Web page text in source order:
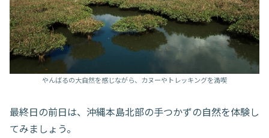
やんばるの大自然を感じながら、カヌーやトレッキングを満喫
最終日の前日は、沖縄本島北部の手つかずの自然を体験し
てみましょう。